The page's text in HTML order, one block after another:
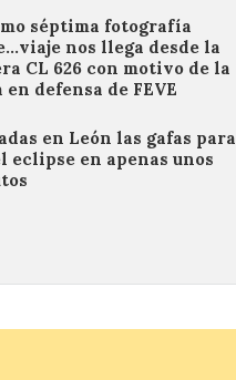
séptima fotografía
nos llega desde la
CL 626 con motivo de la
en defensa de FEVE
en León las gafas para
eclipse en apenas unos